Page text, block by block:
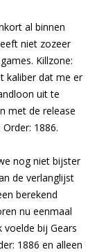
al binnen
niet zozeer
Killzone:
kaliber dat me er
uit te
met de release
1886.
nog niet bijster
de verlanglijst
berekend
nu eenmaal
bij Gears
1886 en alleen